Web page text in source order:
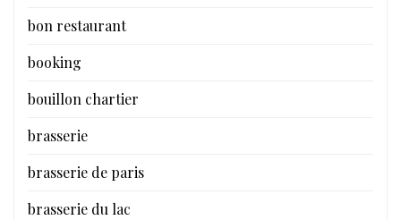
bon restaurant
booking
bouillon chartier
brasserie
brasserie de paris
brasserie du lac